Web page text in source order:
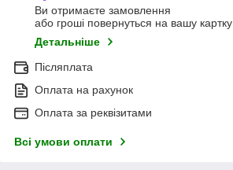
Ви отримаєте замовлення
або гроші повернуться на вашу картку
Детальніше
Післяплата
Оплата на рахунок
Оплата за реквізитами
Всі умови оплати